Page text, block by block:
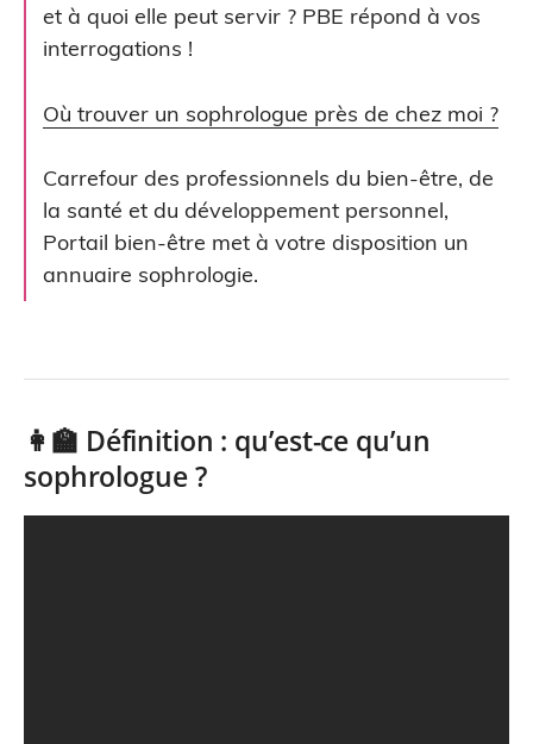
et à quoi elle peut servir ? PBE répond à vos
interrogations !
Où trouver un sophrologue près de chez moi ?
Carrefour des professionnels du bien-être, de
la santé et du développement personnel,
Portail bien-être met à votre disposition un
annuaire sophrologie.
👩‍🏫 Définition : qu’est-ce qu’un
sophrologue ?